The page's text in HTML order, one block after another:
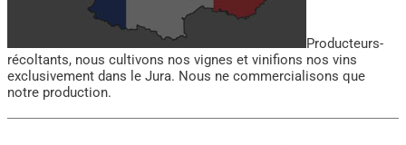
Producteurs-
récoltants, nous cultivons nos vignes et vinifions nos vins
exclusivement dans le Jura. Nous ne commercialisons que
notre production.